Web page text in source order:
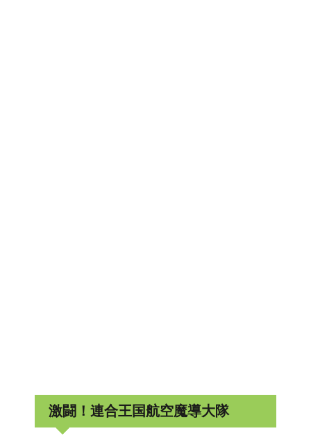
激闘！連合王国航空魔導大隊